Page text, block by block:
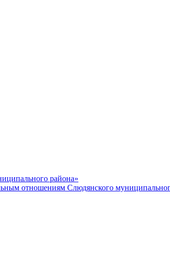
района»
отношениям Слюдянского